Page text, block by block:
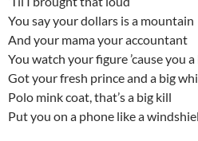
You say your dollars is a mountain
And your mama your accountant
You watch your figure ’cause you a
Got your fresh prince and a big
Polo mink coat, that’s a big kill
Put you on a phone like a